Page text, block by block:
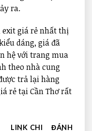
ra.
exit giá rẻ nhất thị
dáng, giá đã
hệ với trang mua
theo nhà cung
trả lại hàng
rẻ tại Cần Thơ rất
LINK CHI
ĐÁNH